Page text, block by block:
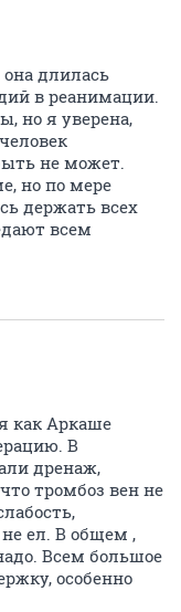
длилась
в реанимации.
но я уверена,
не может.
но по мере
держать всех
всем
как Аркаше
В
дренаж,
тромбоз вен не
ел. В общем ,
Всем большое
особенно